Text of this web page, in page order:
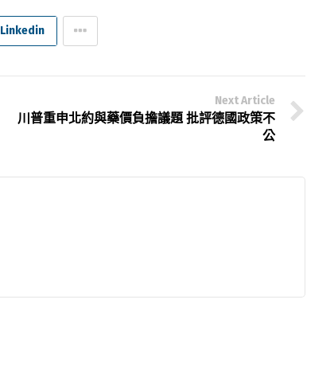
Linkedin
Next Article
川普重申北約與藥價負擔議題 批評德國政策不
公